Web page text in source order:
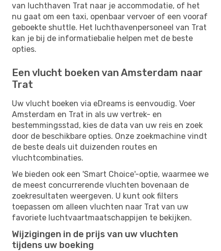
van luchthaven Trat naar je accommodatie, of het
nu gaat om een ​​taxi, openbaar vervoer of een vooraf
geboekte shuttle. Het luchthavenpersoneel van Trat
kan je bij de informatiebalie helpen met de beste
opties.
Een vlucht boeken van Amsterdam naar
Trat
Uw vlucht boeken via eDreams is eenvoudig. Voer
Amsterdam en Trat in als uw vertrek- en
bestemmingsstad, kies de data van uw reis en zoek
door de beschikbare opties. Onze zoekmachine vindt
de beste deals uit duizenden routes en
vluchtcombinaties.
We bieden ook een 'Smart Choice'-optie, waarmee we
de meest concurrerende vluchten bovenaan de
zoekresultaten weergeven. U kunt ook filters
toepassen om alleen vluchten naar Trat van uw
favoriete luchtvaartmaatschappijen te bekijken.
Wijzigingen in de prijs van uw vluchten
tijdens uw boeking